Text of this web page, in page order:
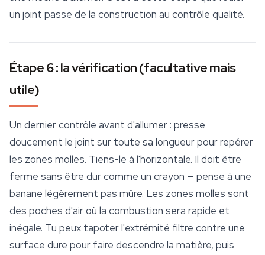
un joint passe de la construction au contrôle qualité.
Étape 6 : la vérification (facultative mais
utile)
Un dernier contrôle avant d'allumer : presse
doucement le joint sur toute sa longueur pour repérer
les zones molles. Tiens-le à l'horizontale. Il doit être
ferme sans être dur comme un crayon — pense à une
banane légèrement pas mûre. Les zones molles sont
des poches d'air où la combustion sera rapide et
inégale. Tu peux tapoter l'extrémité filtre contre une
surface dure pour faire descendre la matière, puis